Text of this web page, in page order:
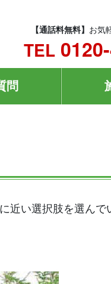
【通話料無料】 お気
TEL
問
近い選択肢を選んで